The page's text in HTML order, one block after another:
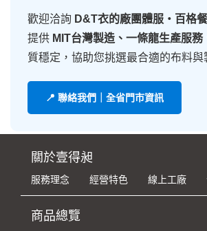
歡迎洽詢 D&T衣的廠團體服・百格
提供 MIT台灣製造、一條龍生產服務
質穩定，協助您挑選最合適的布料與
📍 聯絡我們｜全省門市資訊
關於壹得昶
服務理念 經營特色 線上工廠
商品總覽